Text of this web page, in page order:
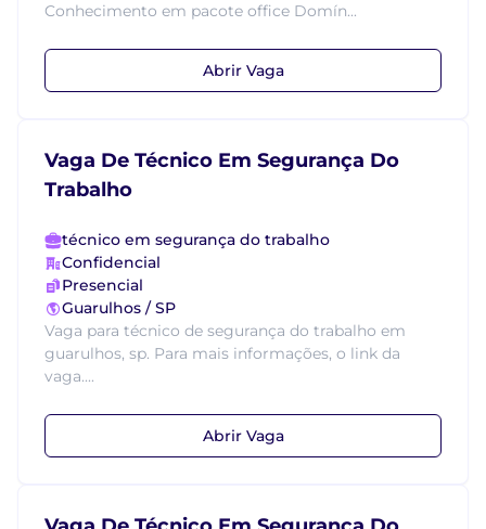
Conhecimento em pacote office Domín...
Abrir Vaga
Vaga De Técnico Em Segurança Do
Trabalho
técnico em segurança do trabalho
Confidencial
Presencial
Guarulhos / SP
Vaga para técnico de segurança do trabalho em
guarulhos, sp. Para mais informações, o link da
vaga....
Abrir Vaga